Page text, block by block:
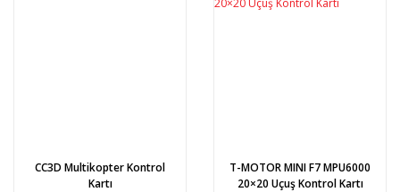
CC3D Multikopter Kontrol
Kartı
T-MOTOR MINI F7 MPU6000
20×20 Uçuş Kontrol Kartı